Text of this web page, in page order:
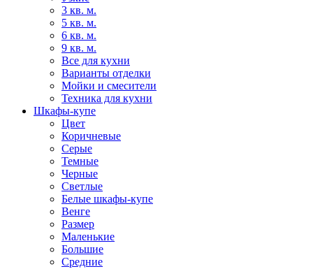
3 кв. м.
5 кв. м.
6 кв. м.
9 кв. м.
Все для кухни
Варианты отделки
Мойки и смесители
Техника для кухни
Шкафы-купе
Цвет
Коричневые
Серые
Темные
Черные
Светлые
Белые шкафы-купе
Венге
Размер
Маленькие
Большие
Средние